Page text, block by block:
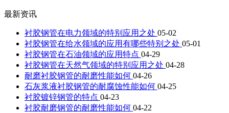
最新资讯
衬胶钢管在电力领域的特别应用之处 05-02
衬胶钢管在给水领域的应用有哪些特别之处 05-01
衬胶钢管在石油领域的应用特点 04-29
衬胶钢管在天然气领域的特别应用之处 04-28
耐磨衬胶钢管的耐磨性能如何 04-26
石灰浆液衬胶钢管的耐腐蚀性能如何 04-25
衬胶镀锌钢管的特点 04-23
衬胶耐磨钢管的耐磨性能如何 04-22